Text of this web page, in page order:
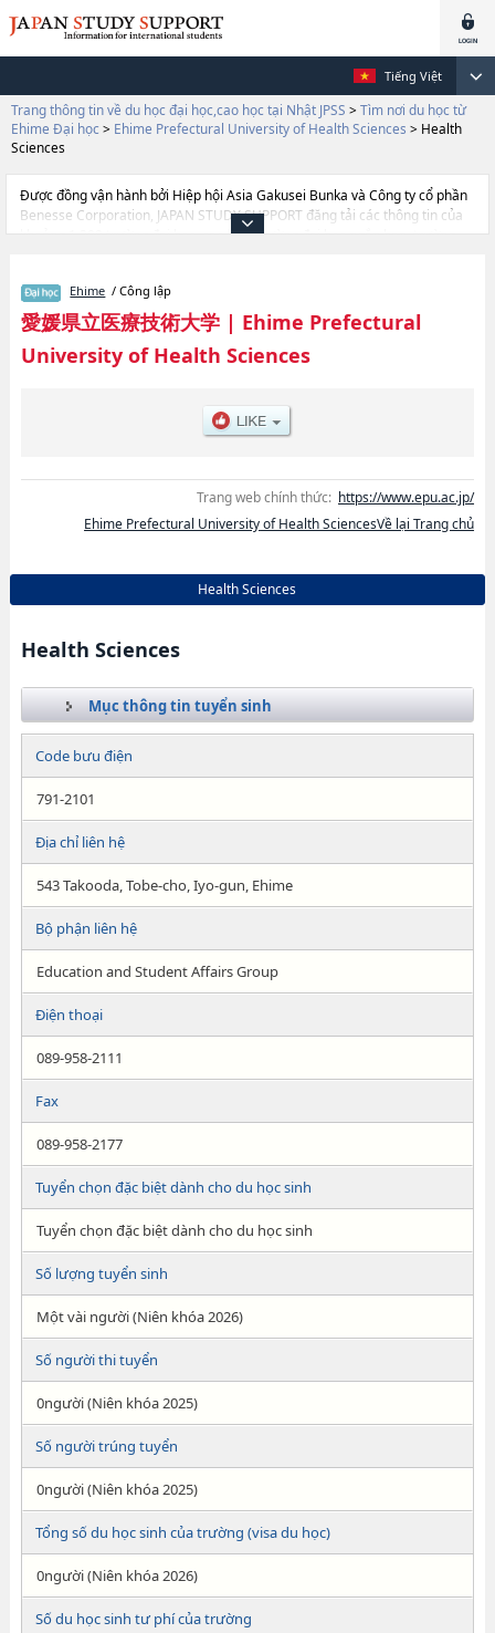
Tiếng Việt
Trang thông tin về du học đại học,cao học tại Nhật JPSS > Tìm nơi du học từ
Ehime Đại học > Ehime Prefectural University of Health Sciences > Health
Sciences
Được đồng vận hành bởi Hiệp hội Asia Gakusei Bunka và Công ty cổ phần
Benesse Corporation, JAPAN STUDY SUPPORT đăng tải các thông tin của
khoảng 1.300 trường đại học, cao học, trường đại học ngắn hạn, trường
Health Sciences, và thông tin cần thiết dành cho du học sinh, như là về các
Ngành Health Sciences, thông tin về từng ngành học, thông tin liên quan
đến thi tuyển như số lượng tuyển sinh, số lượng trúng tuyển, cở sở trang
thiết bị, hướng dẫn địa điểm v.v...
Ehime / Công lập
愛媛県立医療技術大学| Ehime Prefectural
University of Health Sciences
Trang web chính thức: https://www.epu.ac.jp/
Ehime Prefectural University of Health SciencesVề lại Trang chủ
Health Sciences
Health Sciences
Mục thông tin tuyển sinh
Code bưu điện
791-2101
Địa chỉ liên hệ
543 Takooda, Tobe-cho, Iyo-gun, Ehime
Bộ phận liên hệ
Education and Student Affairs Group
Điện thoại
089-958-2111
Fax
089-958-2177
Tuyển chọn đặc biệt dành cho du học sinh
Tuyển chọn đặc biệt dành cho du học sinh
Số lượng tuyển sinh
Một vài người (Niên khóa 2026)
Số người thi tuyển
0người (Niên khóa 2025)
Số người trúng tuyển
0người (Niên khóa 2025)
Tổng số du học sinh của trường (visa du học)
0người (Niên khóa 2026)
Số du học sinh tư phí của trường